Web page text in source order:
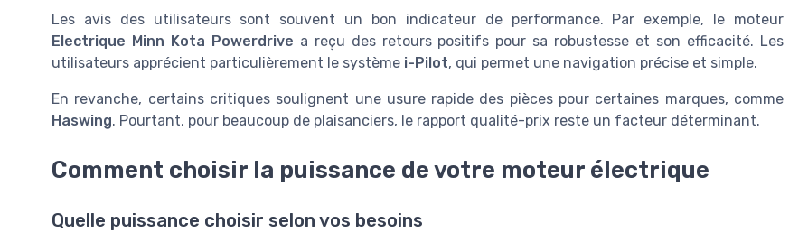
Les avis des utilisateurs sont souvent un bon indicateur de performance. Par exemple, le moteur
Electrique Minn Kota Powerdrive a reçu des retours positifs pour sa robustesse et son efficacité. Les
utilisateurs apprécient particulièrement le système i-Pilot, qui permet une navigation précise et simple.
En revanche, certains critiques soulignent une usure rapide des pièces pour certaines marques, comme
Haswing. Pourtant, pour beaucoup de plaisanciers, le rapport qualité-prix reste un facteur déterminant.
Comment choisir la puissance de votre moteur électrique
Quelle puissance choisir selon vos besoins